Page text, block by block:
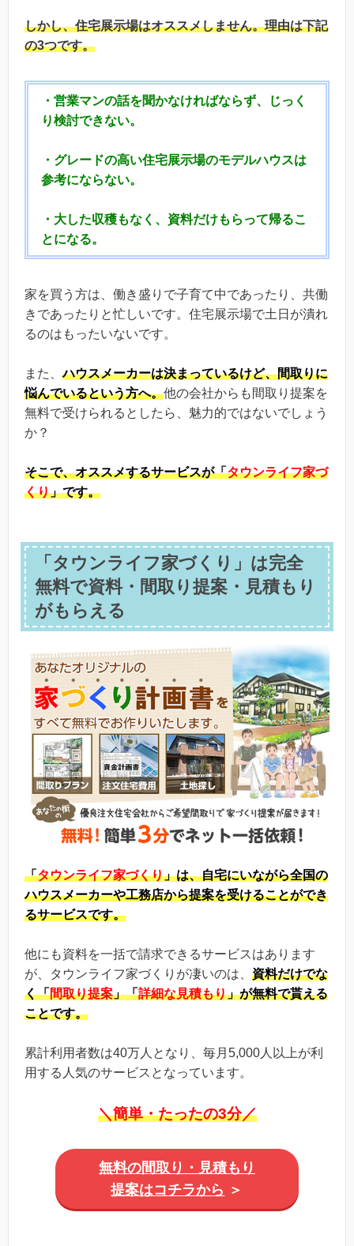
しかし、住宅展示場はオススメしません。理由は下記
の3つです。
・営業マンの話を聞かなければならず、じっく
り検討できない。
・グレードの高い住宅展示場のモデルハウスは
参考にならない。
・大した収穫もなく、資料だけもらって帰るこ
とになる。
家を買う方は、働き盛りで子育て中であったり、共働
きであったりと忙しいです。住宅展示場で土日が潰れ
るのはもったいないです。
また、ハウスメーカーは決まっているけど、間取りに
悩んでいるという方へ。他の会社からも間取り提案を
無料で受けられるとしたら、魅力的ではないでしょう
か？
そこで、オススメするサービスが「タウンライフ家づ
くり」です。
「タウンライフ家づくり」は完全
無料で資料・間取り提案・見積もり
がもらえる
「タウンライフ家づくり」は、自宅にいながら全国の
ハウスメーカーや工務店から提案を受けることができ
るサービスです。
他にも資料を一括で請求できるサービスはあります
が、タウンライフ家づくりが凄いのは、 資料だけでな
く「間取り提案」「詳細な見積もり」が無料で貰える
ことです。
累計利用者数は40万人となり、毎月5,000人以上が利
用する人気のサービスとなっています。
＼簡単・たったの3分／
無料の間取り・見積もり
提案はコチラから ＞